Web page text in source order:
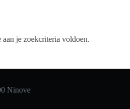
je zoekcriteria voldoen.
Ninove